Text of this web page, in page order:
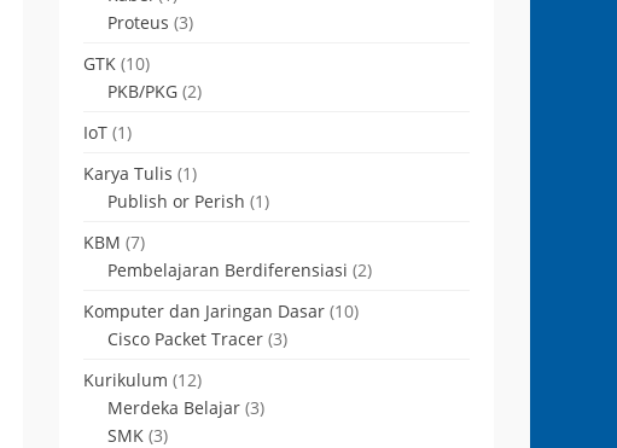
Proteus (3)
GTK (10)
PKB/PKG (2)
IoT (1)
Karya Tulis (1)
Publish or Perish (1)
KBM (7)
Pembelajaran Berdiferensiasi (2)
Komputer dan Jaringan Dasar (10)
Cisco Packet Tracer (3)
Kurikulum (12)
Merdeka Belajar (3)
SMK (3)